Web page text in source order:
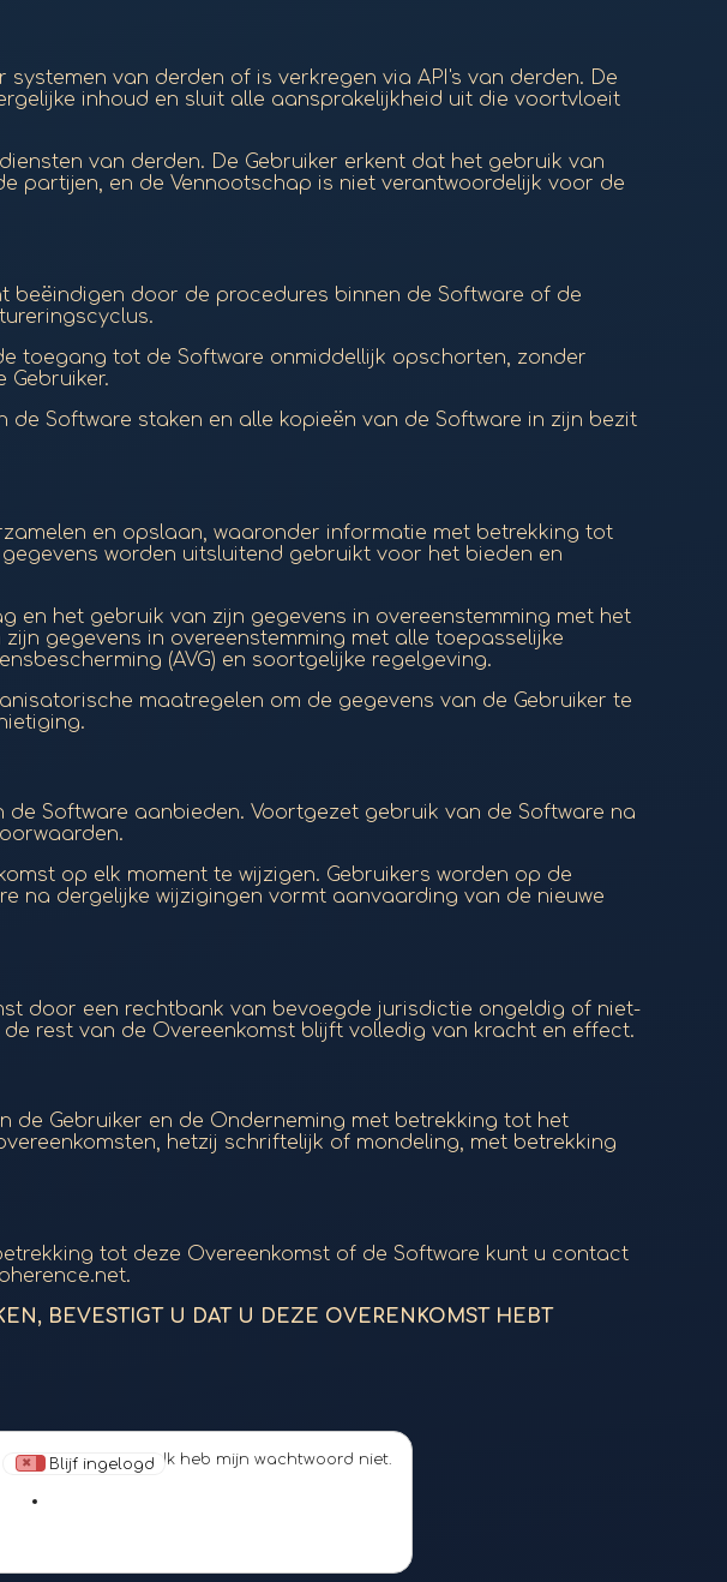
van derden of is verkregen via API's van derden. De
inhoud en sluit alle aansprakelijkheid uit die voortvloeit
van derden. De Gebruiker erkent dat het gebruik van
partijen, en de Vennootschap is niet verantwoordelijk voor de
beëindigen door de procedures binnen de Software of de
toegang tot de Software onmiddellijk opschorten, zonder
Software staken en alle kopieën van de Software in zijn bezit
en opslaan, waaronder informatie met betrekking tot
worden uitsluitend gebruikt voor het bieden en
en het gebruik van zijn gegevens in overeenstemming met het
gegevens in overeenstemming met alle toepasselijke
(AVG) en soortgelijke regelgeving.
maatregelen om de gegevens van de Gebruiker te
Software aanbieden. Voortgezet gebruik van de Software na
op elk moment te wijzigen. Gebruikers worden op de
na dergelijke wijzigingen vormt aanvaarding van de nieuwe
door een rechtbank van bevoegde jurisdictie ongeldig of niet-
rest van de Overeenkomst blijft volledig van kracht en effect.
de Gebruiker en de Onderneming met betrekking tot het
hetzij schriftelijk of mondeling, met betrekking
tot deze Overeenkomst of de Software kunt u contact
BEVESTIGT U DAT U DEZE OVERENKOMST HEBT
Blijf ingelogd Ik heb mijn wachtwoord niet.